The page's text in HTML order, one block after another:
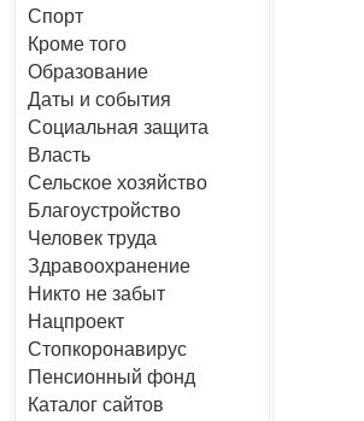
Спорт
Кроме того
Образование
Даты и события
Социальная защита
Власть
Сельское хозяйство
Благоустройство
Человек труда
Здравоохранение
Никто не забыт
Нацпроект
Стопкоронавирус
Пенсионный фонд
Каталог сайтов